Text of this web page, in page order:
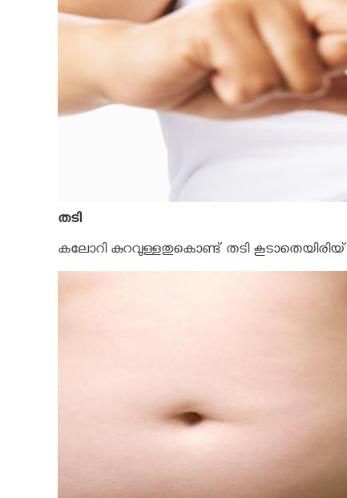
തടി
കലോറി കുറവുള്ളതുകൊണ്ട്‌ തടി